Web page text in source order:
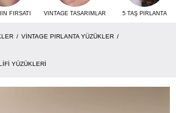
FIRSATI VINTAGE TASARIMLAR 5 TAŞ PIRLANTA
VINTAGE PIRLANTA YÜZÜKLER
YÜZÜKLERI